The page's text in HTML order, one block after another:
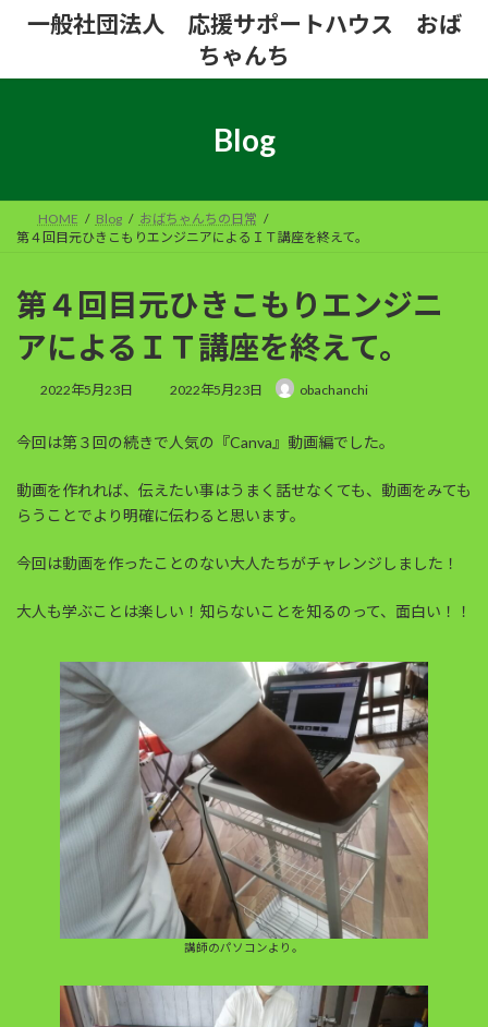
ン
プ
ー
動
一般社団法人 応援サポートハウス おば
ちゃんち
Blog
HOME Blog
おばちゃんちの日常
第４回目元ひきこもりエンジニアによるＩＴ講座を終えて。
第４回目元ひきこもりエンジニ
アによるＩＴ講座を終えて。
2022年5月23日
最
新
時
:
2022年5月23日 obachanchi
今回は第３回の続きで人気の『Canva』動画編でした。
動画を作れれば、伝えたい事はうまく話せなくても、動画をみても
らうことでより明確に伝わると思います。
今回は動画を作ったことのない大人たちがチャレンジしました！
大人も学ぶことは楽しい！知らないことを知るのって、面白い！！
講師のパソコンより。